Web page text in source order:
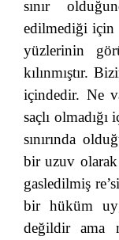
sınır
edilmediği için
yüzlerinin
kılınmıştır.
içindedir. Ne
saçlı
sınırında
bir uzuv olarak
gasledilmiş
bir hüküm
değildir ama